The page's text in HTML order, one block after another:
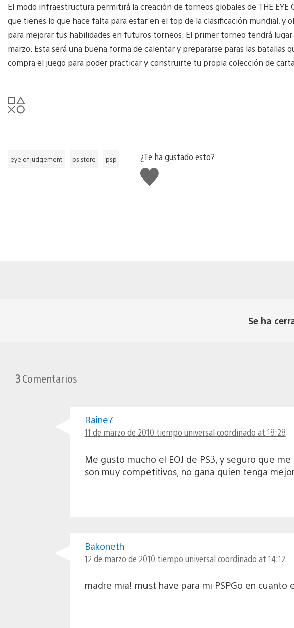
El modo infraestructura permitirá la creación de torneos globales de THE EYE
que tienes lo que hace falta para estar en el top de la clasificación mundial, y
para mejorar tus habilidades en futuros torneos. El primer torneo tendrá lugar
marzo. Esta será una buena forma de calentar y prepararse paras las batallas
compra el juego para poder practicar y construirte tu propia colección de
eye of judgement ps store psp
¿Te ha gustado esto?
Me
gusta
Se ha
3Comentarios
Raine7
11 de marzo de 2010 tiempo universal coordinado at 18:28
Me gusto mucho el EOJ de PS3, y seguro que
son muy competitivos, no gana quien tenga
Bakoneth
12 de marzo de 2010 tiempo universal coordinado at 14:12
madre mia! must have para mi PSPGo en